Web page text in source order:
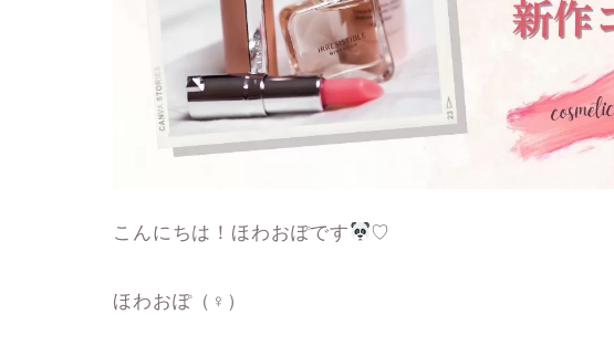
こんにちは！ほわおぽです ♡
ほわおぽ（♀）